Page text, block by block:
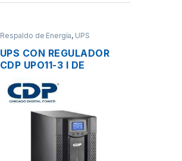
Respaldo de Energía, UPS
UPS CON REGULADOR
CDP UPO11-3 I DE
TOMAS 220V +
CONECTOR DE BATERIA
EXTERNA